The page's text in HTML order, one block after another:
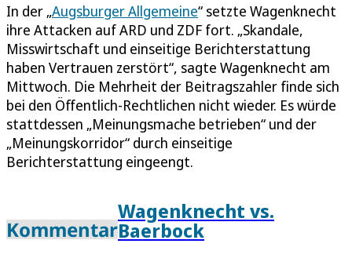
In der „Augsburger Allgemeine“ setzte Wagenknecht
ihre Attacken auf ARD und ZDF fort. „Skandale,
Misswirtschaft und einseitige Berichterstattung
haben Vertrauen zerstört“, sagte Wagenknecht am
Mittwoch. Die Mehrheit der Beitragszahler finde sich
bei den Öffentlich-Rechtlichen nicht wieder. Es würde
stattdessen „Meinungsmache betrieben“ und der
„Meinungskorridor“ durch einseitige
Berichterstattung eingeengt.
Kommentar
Wagenknecht vs.
Baerbock